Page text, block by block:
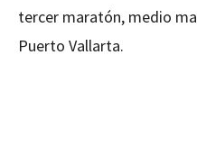
tercer maratón, medio
Puerto Vallarta.